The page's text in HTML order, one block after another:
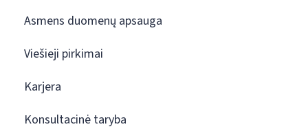
Asmens duomenų apsauga
Viešieji pirkimai
Karjera
Konsultacinė taryba